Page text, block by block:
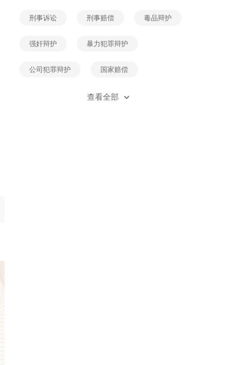
想了解，派出所当时未处罚以后还会处罚吗?
刑事诉讼 刑事赔偿 毒品辩护
强奸辩护 暴力犯罪辩护
公司犯罪辩护 国家赔偿
死刑辩护
查看全部